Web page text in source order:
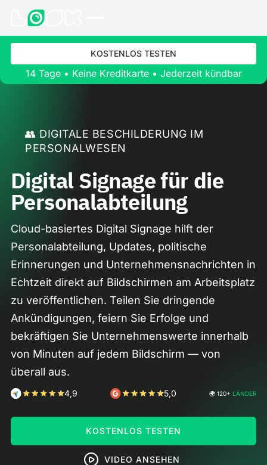
KOSTENLOS TESTEN
14 Tage • Keine Kreditkarte • Jederzeit kündbar
👥 DIGITALE BESCHILDERUNG IM
PERSONALWESEN
Digital Signage für die
Personalabteilung
Cloud-basiertes Digital Signage hilft der
Personalabteilung, Updates, politische
Erinnerungen und Unternehmensnachrichten in
Echtzeit direkt auf Bildschirmen am Arbeitsplatz
zu veröffentlichen. Teilen Sie dringende
Ankündigungen, feiern Sie Erfolge und
bekräftigen Sie Unternehmenswerte innerhalb
von Minuten auf jedem Bildschirm — von
überall aus.
4,9 5,0 🌍 120+ LÄNDER
KOSTENLOS TESTEN
VIDEO ANSEHEN